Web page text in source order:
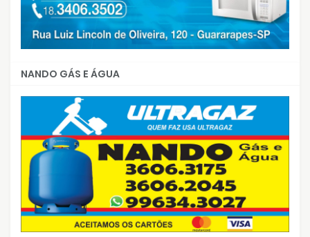
NANDO GÁS E ÁGUA